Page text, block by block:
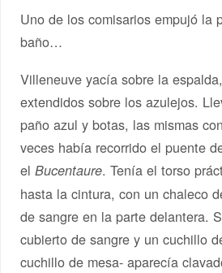
Uno de los comisarios empujó la
baño…
Villeneuve yacía sobre la
extendidos sobre los azulejos.
paño azul y botas, las mismas
veces había recorrido el puente
elBucentaure. Tenía el torso
hasta la cintura, con un chaleco
de sangre en la parte delantera.
cubierto de sangre y un cuchillo
cuchillo de mesa- aparecía